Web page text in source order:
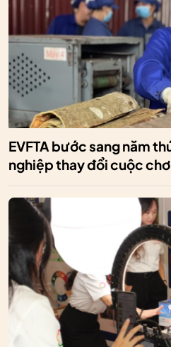
EVFTA bước sang năm
nghiệp thay đổi cuộc